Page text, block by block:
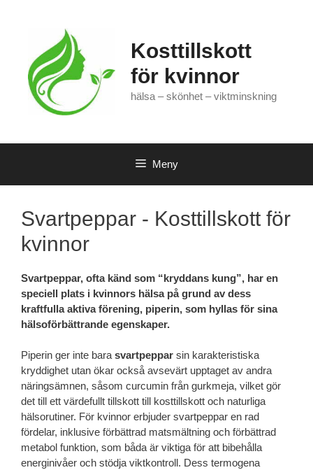
Kosttillskott
för kvinnor
hälsa – skönhet – viktminskning
Meny
Svartpeppar - Kosttillskott för
kvinnor
Svartpeppar, ofta känd som “kryddans kung”, har en
speciell plats i kvinnors hälsa på grund av dess
kraftfulla aktiva förening, piperin, som hyllas för sina
hälsoförbättrande egenskaper.
Piperin ger inte bara svartpeppar sin karakteristiska
kryddighet utan ökar också avsevärt upptaget av andra
näringsämnen, såsom curcumin från gurkmeja, vilket gör
det till ett värdefullt tillskott till kosttillskott och naturliga
hälsorutiner. För kvinnor erbjuder svartpeppar en rad
fördelar, inklusive förbättrad matsmältning och förbättrad
metabol funktion, som båda är viktiga för att bibehålla
energinivåer och stödja viktkontroll. Dess termogena